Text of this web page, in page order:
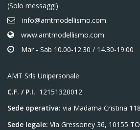
(Solo messaggi)
info@amtmodellismo.com
www.amtmodellismo.com
Mar - Sab 10.00-12.30 / 14.30-19.00
AMT Srls Unipersonale
C.F. / P.I. 12151320012
Sede operativa: via Madama Cristina
Sede legale: Via Gressoney 36, 10155